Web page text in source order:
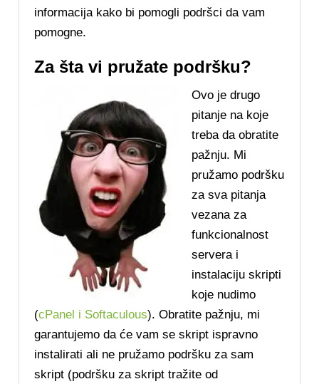
informacija kako bi pomogli podršci da vam
pomogne.
Za šta vi pružate podršku?
Ovo je drugo
pitanje na koje
treba da obratite
pažnju. Mi
pružamo podršku
za sva pitanja
vezana za
funkcionalnost
servera i
instalaciju skripti
koje nudimo
(cPanel i Softaculous). Obratite pažnju, mi
garantujemo da će vam se skript ispravno
instalirati ali ne pružamo podršku za sam
skript (podršku za skript tražite od